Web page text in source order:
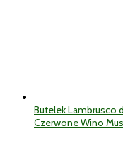
Butelek Lambrusco
Czerwone Wino